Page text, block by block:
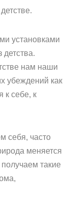
установками
нам наши
убеждений как
к себе, к
себя, часто
меняется
такие